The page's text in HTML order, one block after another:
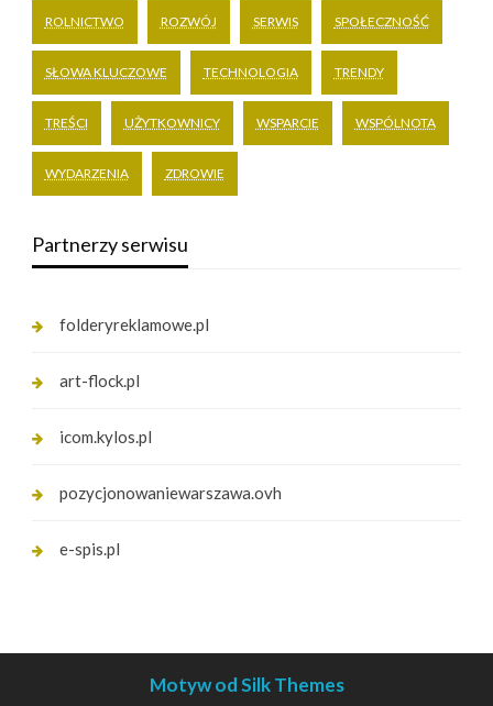
ROLNICTWO ROZWÓJ SERWIS SPOŁECZNOŚĆ
SŁOWA KLUCZOWE TECHNOLOGIA TRENDY
TREŚCI UŻYTKOWNICY WSPARCIE WSPÓLNOTA
WYDARZENIA ZDROWIE
Partnerzy serwisu
folderyreklamowe.pl
art-flock.pl
icom.kylos.pl
pozycjonowaniewarszawa.ovh
e-spis.pl
Motyw od Silk Themes